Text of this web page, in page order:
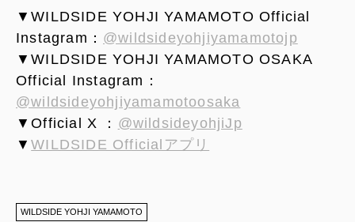
▼WILDSIDE YOHJI YAMAMOTO Official
Instagram： @wildsideyohjiyamamotojp
▼WILDSIDE YOHJI YAMAMOTO OSAKA
Official Instagram：
@wildsideyohjiyamamotoosaka
▼Official X ： @wildsideyohjiJp
▼WILDSIDE Officialアプリ
WILDSIDE YOHJI YAMAMOTO